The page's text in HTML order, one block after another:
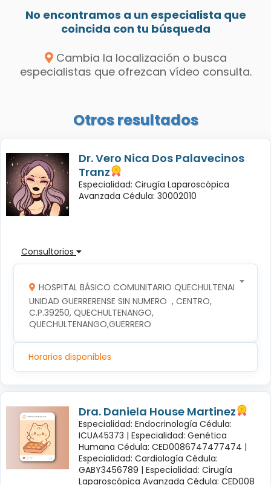
No encontramos a un especialista que
coincida con tu búsqueda
Cambia la localización o busca
especialistas que ofrezcan vídeo consulta.
Otros resultados
Dr. Vero Nica Dos Palavecinos
Tranz
Especialidad: Cirugía Laparoscópica
Avanzada Cédula: 30002010
Consultorios
HOSPITAL BÁSICO COMUNITARIO QUECHULTENANGO
UNIDAD GUERRERENSE SIN NUMERO  , CENTRO,
C.P.39250, QUECHULTENANGO,
QUECHULTENANGO,GUERRERO
Horarios disponibles
Dra. Daniela House Martinez
Especialidad: Endocrinología Cédula:
ICUA45373 | Especialidad: Genética
Humana Cédula: CED0086747477474 |
Especialidad: Cardiología Cédula:
GABY3456789 | Especialidad: Cirugía
Laparoscópica Avanzada Cédula: CED008